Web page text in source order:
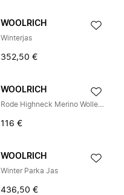
WOOLRICH
Winterjas
352,50 €
WOOLRICH
Rode Highneck Merino Wollen Trui
116 €
WOOLRICH
Winter Parka Jas
436,50 €